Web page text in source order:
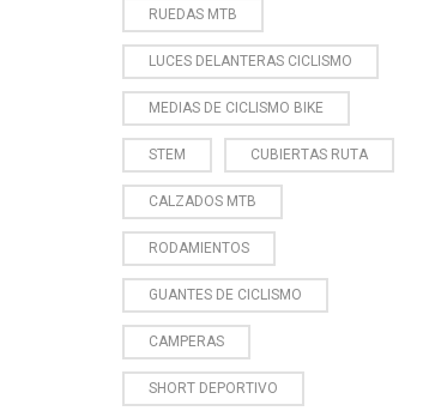
RUEDAS MTB
LUCES DELANTERAS CICLISMO
MEDIAS DE CICLISMO BIKE
STEM CUBIERTAS RUTA
CALZADOS MTB
RODAMIENTOS
GUANTES DE CICLISMO
CAMPERAS
SHORT DEPORTIVO